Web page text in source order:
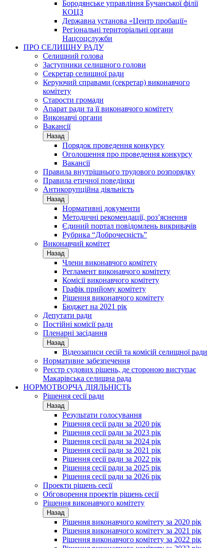
Бородянське управління Бучанської філії
КОЦЗ
Державна установа «Центр пробації»
Регіональні територіальні органи
Нацсоцслужби
ПРО СЕЛИЩНУ РАДУ
Селищний голова
Заступники селищного голови
Секретар селищної ради
Керуючий справами (секретар) виконавчого
комітету
Старости громади
Апарат ради та її виконавчого комітету
Виконавчі органи
Вакансії
Назад
Порядок проведення конкурсу
Оголошення про проведення конкурсу
Вакансії
Правила внутрішнього трудового розпорядку
Правила етичної поведінки
Антикорупційна діяльність
Назад
Нормативні документи
Методичні рекомендації, роз’яснення
Єдиний портал повідомлень викривачів
Рубрика “Доброчесність”
Виконавчий комітет
Назад
Члени виконавчого комітету
Регламент виконавчого комітету
Комісії виконавчого комітету
Графік прийому комітету
Рішення виконавчого комітету
Бюджет на 2021 рік
Депутати ради
Постійні комісії ради
Пленарні засідання
Назад
Відеозаписи сесій та комісій селищної ради
Нормативне забезпечення
Реєстр судових рішень, де стороною виступає
Макарівська селищна рада
НОРМОТВОРЧА ДІЯЛЬНІСТЬ
Рішення сесії ради
Назад
Результати голосування
Рішення сесії ради за 2020 рік
Рішення сесії ради за 2023 рік
Рішення сесії ради за 2024 рік
Рішення сесії ради за 2021 рік
Рішення сесії ради за 2022 рік
Рішення сесії ради за 2025 рік
Рішення сесії ради за 2026 рік
Проекти рішень сесії
Обговорення проектів рішень сесії
Рішення виконавчого комітету
Назад
Рішення виконавчого комітету за 2020 рік
Рішення виконавчого комітету за 2021 рік
Рішення виконавчого комітету за 2022 рік